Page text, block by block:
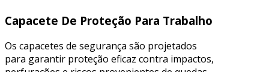
Capacete De Proteção Para Trabalho
Os capacetes de segurança são projetados
para garantir proteção eficaz contra impactos,